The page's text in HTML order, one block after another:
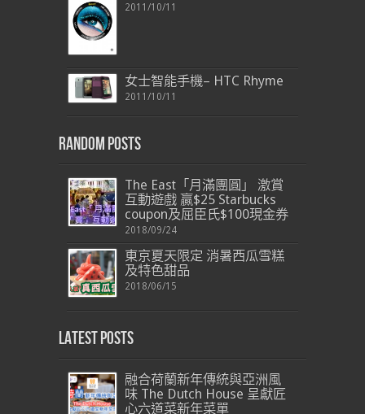
2011/10/11
女士智能手機– HTC Rhyme
2011/10/11
Random Posts
The East「月滿團圓」 激賞
互動遊戲 贏$25 Starbucks
coupon及屈臣氏$100現金券
2018/09/24
東京夏天限定 消暑西瓜雪糕
及特色甜品
2018/06/15
Latest Posts
融合荷蘭新年傳統與亞洲風
味 The Dutch House 呈獻匠
心六道菜新年菜單